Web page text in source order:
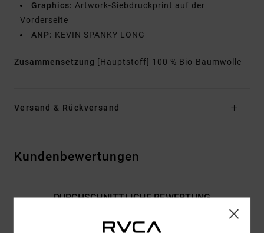
Graphics: Artwork-Siebdruckprint auf der
Vorderseite
ANP: KEVIN SPANKY LONG
Zusammensetzung [Hauptstoff] 100 % Bio-Baumwolle
Versand & Rückversand
Kundenbewertungen
DURCHSCHNITTLICHE BEWERTUNG
5.0